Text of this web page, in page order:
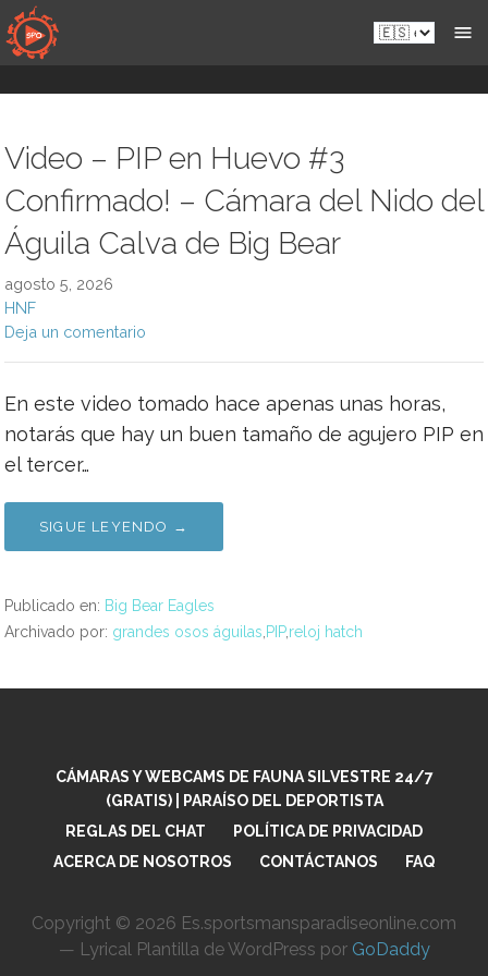
Saltar
al
contenido
Es.sportsmansparadiseonline.com
Video – PIP en Huevo #3
Confirmado! – Cámara del Nido del
Águila Calva de Big Bear
agosto 5, 2026
HNF
Deja un comentario
En este video tomado hace apenas unas horas,
notarás que hay un buen tamaño de agujero PIP en
el tercer…
SIGUE LEYENDO →
Publicado en: Big Bear Eagles
Archivado por: grandes osos águilas PIP,reloj hatch
CÁMARAS Y WEBCAMS DE FAUNA SILVESTRE 24/7
(GRATIS) | PARAÍSO DEL DEPORTISTA
REGLAS DEL CHAT
POLÍTICA DE PRIVACIDAD
ACERCA DE NOSOTROS
CONTÁCTANOS FAQ
Copyright © 2026 Es.sportsmansparadiseonline.com
— Lyrical Plantilla de WordPress por GoDaddy